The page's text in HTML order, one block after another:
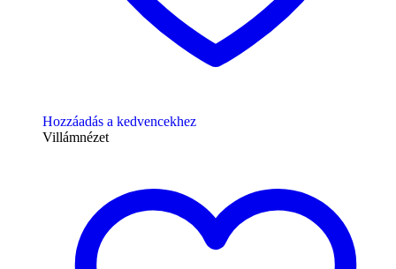
Hozzáadás a kedvencekhez
Villámnézet